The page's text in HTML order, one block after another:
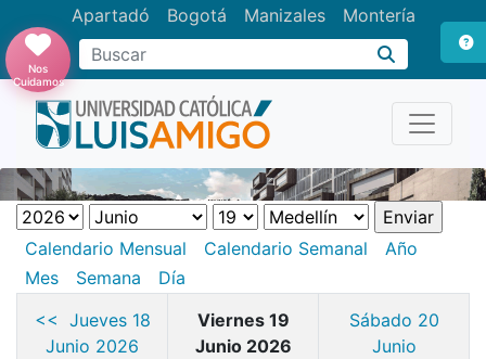
Apartadó Bogotá Manizales Montería
Buscar
Nos
Cuidamos
Calendario Mensual Calendario Semanal
Año
Mes
Semana
Día
<< Jueves 18
Junio 2026
Viernes 19
Junio 2026
Sábado 20
Junio